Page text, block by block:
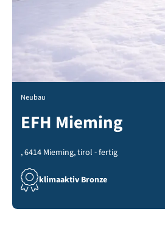
Neubau
EFH Mieming
, 6414 Mieming, tirol - fertig
klimaaktiv Bronze